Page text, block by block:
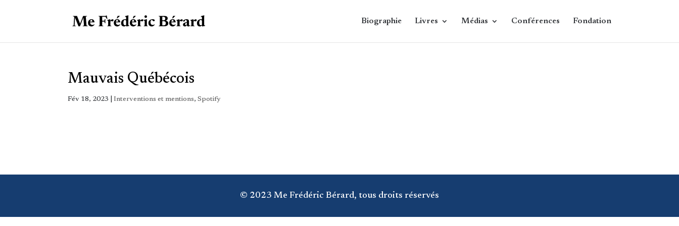
Biographie Livres Médias Conférences Fondation
Mauvais Québécois
Fév 18, 2023 |Interventions et mentions,Spotify
© 2023 Me Frédéric Bérard, tous droits réservés